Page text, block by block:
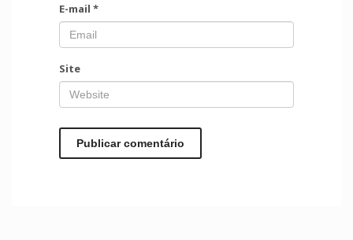
E-mail *
Site